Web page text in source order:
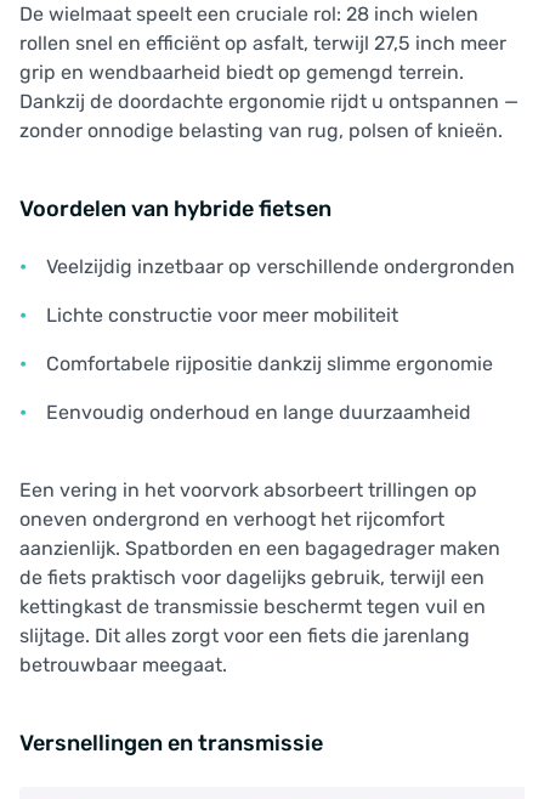
De wielmaat speelt een cruciale rol: 28 inch wielen
rollen snel en efficiënt op asfalt, terwijl 27,5 inch meer
grip en wendbaarheid biedt op gemengd terrein.
Dankzij de doordachte ergonomie rijdt u ontspannen —
zonder onnodige belasting van rug, polsen of knieën.
Voordelen van hybride fietsen
Veelzijdig inzetbaar op verschillende ondergronden
Lichte constructie voor meer mobiliteit
Comfortabele rijpositie dankzij slimme ergonomie
Eenvoudig onderhoud en lange duurzaamheid
Een vering in het voorvork absorbeert trillingen op
oneven ondergrond en verhoogt het rijcomfort
aanzienlijk. Spatborden en een bagagedrager maken
de fiets praktisch voor dagelijks gebruik, terwijl een
kettingkast de transmissie beschermt tegen vuil en
slijtage. Dit alles zorgt voor een fiets die jarenlang
betrouwbaar meegaat.
Versnellingen en transmissie